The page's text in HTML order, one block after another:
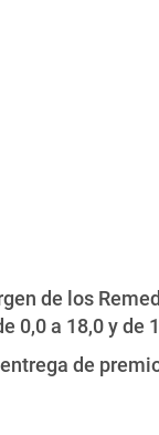
de los
0,0 a 18,0 y de
de